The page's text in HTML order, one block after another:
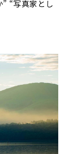
“写真家とし